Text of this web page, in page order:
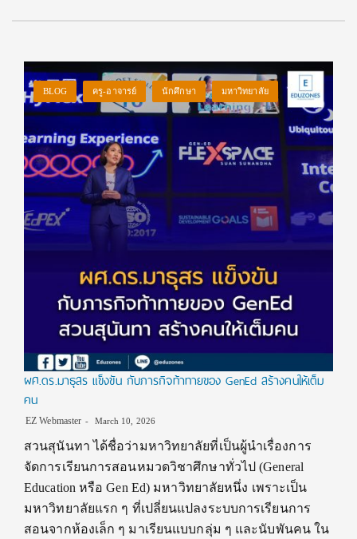
BLOG ครู-อาจารย์ นักศึกษา มหาวิทยาลัย
ผศ.ดร.มาธุสร แข็งขัน กับภารกิจท้าทายของ GenEd สร้างคนให้เต็ม
คน
EZ Webmaster March 10, 2026
สวนสุนันทา ได้ชื่อว่ามหาวิทยาลัยที่เป็นผู้นำเรื่องการ
จัดการเรียนการสอนหมวดวิชาศึกษาทั่วไป (General
Education หรือ Gen Ed) มหาวิทยาลัยหนึ่ง เพราะเป็น
มหาวิทยาลัยแรก ๆ ที่เปลี่ยนแปลงระบบการเรียนการ
สอนจากห้องเล็ก ๆ มาเรียนแบบกลุ่ม ๆ และนับพันคน ใน